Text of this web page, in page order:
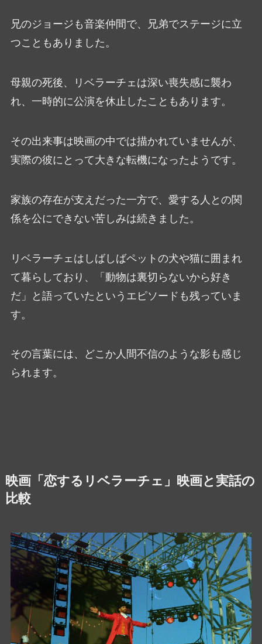
兄のジョージも音楽仲間で、兄弟でステージに立
つこともありました。
母親の死後、リベラーチェは深い喪失感に襲わ
れ、一時的に公演を休止したこともあります。
その出来事は映画の中では描かれていませんが、
実際の彼にとって大きな転機になったようです。
家族の存在が支えだった一方で、愛する人との関
係を公にできない苦しみは続きました。
リベラーチェはしばしばペットの犬や猫に囲まれ
て暮らしており、「動物は裏切らないから好き
だ」と語っていたというエピソードも残っていま
す。
その言葉には、どこか人間不信のような影も感じ
られます。
映画「恋するリベラーチェ」映画と実話の
比較